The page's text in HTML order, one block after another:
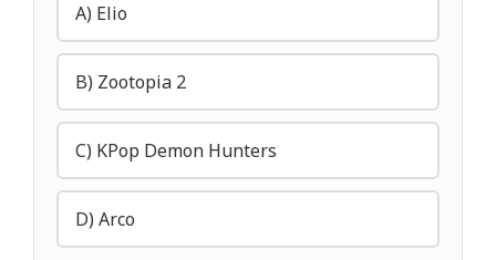
A) Elio
B) Zootopia 2
C) KPop Demon Hunters
D) Arco